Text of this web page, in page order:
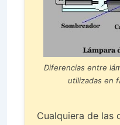
Diferencias entre
utilizadas en
Cualquiera de las